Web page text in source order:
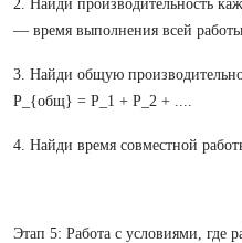
2. Найди производительность
— время выполнения всей
3. Найди общую
P_{общ} = P_1 + P_2 + ....
4. Найди время совместной
Этап 5: Работа с условиями, где